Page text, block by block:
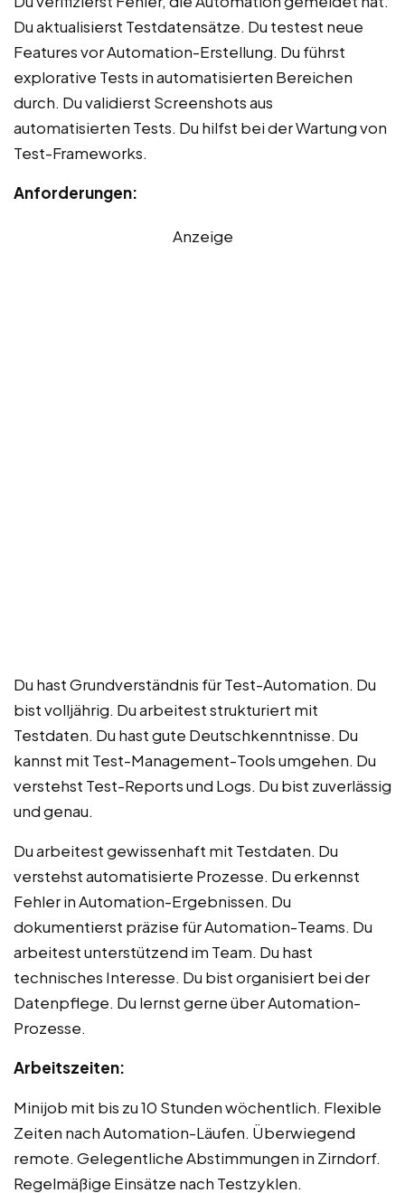
Du aktualisierst Testdatensätze. Du testest neue
Features vor Automation-Erstellung. Du führst
explorative Tests in automatisierten Bereichen
durch. Du validierst Screenshots aus
automatisierten Tests. Du hilfst bei der Wartung von
Test-Frameworks.
Anforderungen:
Anzeige
Du hast Grundverständnis für Test-Automation. Du
bist volljährig. Du arbeitest strukturiert mit
Testdaten. Du hast gute Deutschkenntnisse. Du
kannst mit Test-Management-Tools umgehen. Du
verstehst Test-Reports und Logs. Du bist zuverlässig
und genau.
Du arbeitest gewissenhaft mit Testdaten. Du
verstehst automatisierte Prozesse. Du erkennst
Fehler in Automation-Ergebnissen. Du
dokumentierst präzise für Automation-Teams. Du
arbeitest unterstützend im Team. Du hast
technisches Interesse. Du bist organisiert bei der
Datenpflege. Du lernst gerne über Automation-
Prozesse.
Arbeitszeiten:
Minijob mit bis zu 10 Stunden wöchentlich. Flexible
Zeiten nach Automation-Läufen. Überwiegend
remote. Gelegentliche Abstimmungen in Zirndorf.
Regelmäßige Einsätze nach Testzyklen.